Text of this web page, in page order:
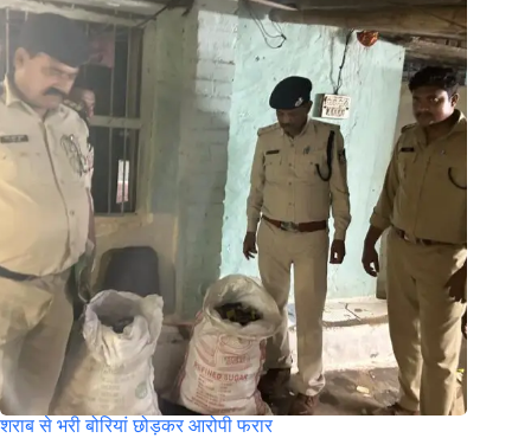
शराब से भरी बोरियां छोड़कर आरोपी फरार